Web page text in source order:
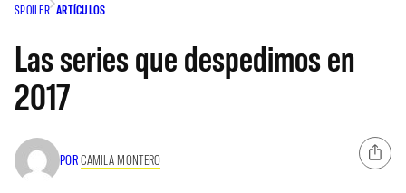
SPOILER ARTÍCULOS
Las series que despedimos en
2017
PORCAMILA MONTERO